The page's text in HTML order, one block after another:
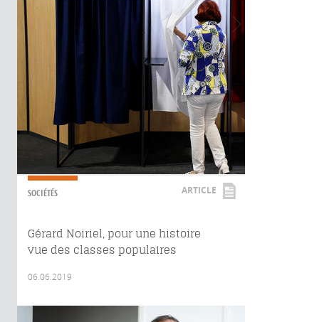
SOCIÉTÉS ARTICLE
Gérard Noiriel, pour une histoire
vue des classes populaires
06.06.2019